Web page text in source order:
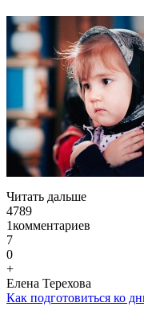
Читать дальше
4789
1комментариев
7
0
+
Елена Терехова
Как подготовиться ко